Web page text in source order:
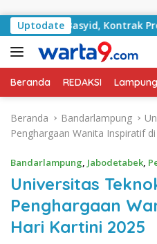
Uptodate
RA Basyid, Kontrak Proyek
Beranda REDAKSI Lampung
Beranda Bandarlampung
Penghargaan Wanita Inspiratif
Bandarlampung, Jabodetabek,
Universitas
Penghargaan
Hari Kartini 2025